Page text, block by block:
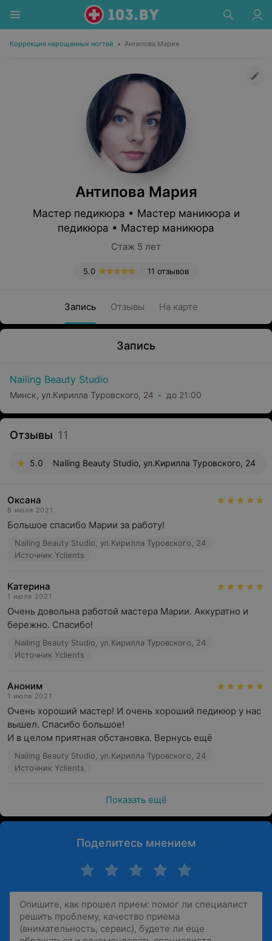
Коррекция нарощенных ногтей • Антипова Мария
Антипова Мария
Мастер педикюра • Мастер маникюра и
педикюра • Мастер маникюра
Стаж 5 лет
11 отзывов
5.0
Запись Отзывы На карте
Запись
Nailing Beauty Studio
Минск, ул.Кирилла Туровского, 24 до 21:00
Отзывы 11
5.0 Nailing Beauty Studio, ул.Кирилла Туровского, 24
Оксана
8 июля 2021
Большое спасибо Марии за работу!
Nailing Beauty Studio, ул.Кирилла Туровского, 24
Источник Yclients
Катерина
1 июля 2021
Очень довольна работой мастера Марии. Аккуратно и
бережно. Спасибо!
Nailing Beauty Studio, ул.Кирилла Туровского, 24
Источник Yclients
Аноним
1 июля 2021
Очень хороший мастер! И очень хороший педикюр у нас
вышел. Спасибо большое!
И в целом приятная обстановка. Вернусь ещё
Nailing Beauty Studio, ул.Кирилла Туровского, 24
Источник Yclients
Показать ещё
Поделитесь мнением